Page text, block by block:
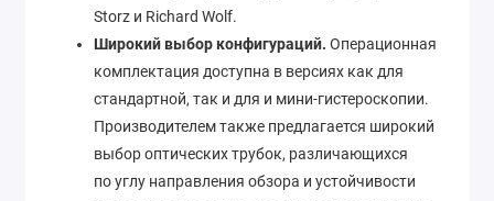
Storz и Richard Wolf.
Широкий выбор конфигураций. Операционная
комплектация доступна в версиях как для
стандартной, так и для и мини-гистероскопии.
Производителем также предлагается широкий
выбор оптических трубок, различающихся
по углу направления обзора и устойчивости